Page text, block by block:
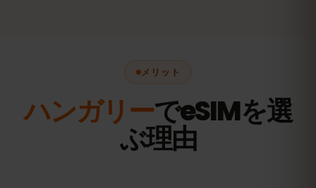
メリット
ハンガリーでeSIMを選
ぶ理由